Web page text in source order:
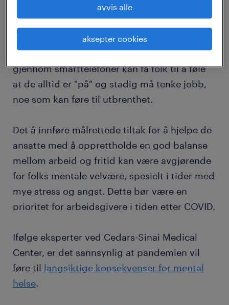
Det er også viktig å råde ansatte til å slå av
arbeidsrelaterte e-poster og andre varsler
utenfor arbeidstiden. Den umiddelbare
tilgangen til kommunikasjonsverktøy
gjennom smarttelefoner kan få folk til å føle
at de alltid er "på" og stadig må tenke jobb,
noe som kan føre til utbrenthet.
Det å innføre målrettede tiltak for å hjelpe de
ansatte med å opprettholde en god balanse
mellom arbeid og fritid kan være avgjørende
for folks mentale velvære, spesielt i tider med
mye stress og angst. Dette bør være en
prioritet for arbeidsgivere i tiden etter COVID.
Ifølge eksperter ved Cedars-Sinai Medical
Center, er det sannsynlig at pandemien vil
føre til langsiktige konsekvenser for mental
helse.
avvis alle
aksepter cookies